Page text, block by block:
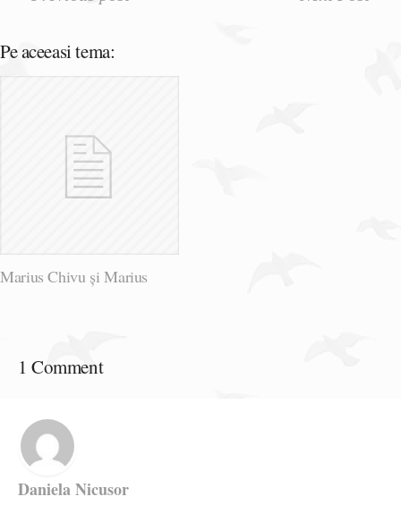
Pe aceeasi tema:
Marius Chivu și Marius
1 Comment
Daniela Nicusor